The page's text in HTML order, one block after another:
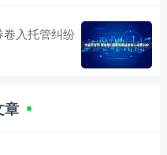
入托管纠纷
章